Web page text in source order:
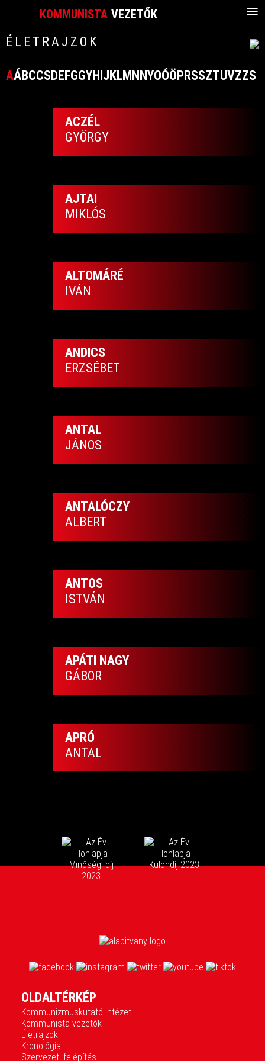
KOMMUNISTA VEZETŐK ≡
ÉLETRAJZOK
AÁBCCSDEFGGYHIJKLMNNYOÓÖPRSSZTUVZZS
ACZÉL
GYÖRGY
AJTAI
MIKLÓS
ALTOMÁRÉ
IVÁN
ANDICS
ERZSÉBET
ANTAL
JÁNOS
ANTALÓCZY
ALBERT
ANTOS
ISTVÁN
APÁTI NAGY
GÁBOR
APRÓ
ANTAL
OLDALTÉRKÉP
Kommunizmuskutató Intézet
Kommunista vezetők
Életrajzok
Kronológia
Szervezeti felépítés